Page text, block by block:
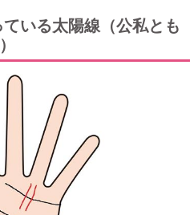
いる太陽線（公私とも